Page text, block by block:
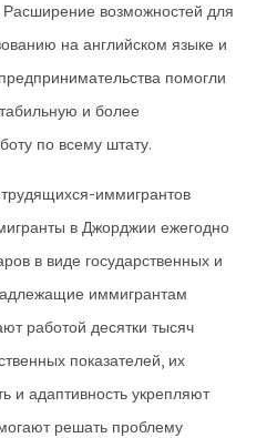
Расширение возможностей для
на английском языке и
помогли
и более
по всему штату.
иммигрантов
в Джорджии ежегодно
в виде государственных и
иммигрантам
работой десятки тысяч
показателей, их
и адаптивность укрепляют
решать проблему